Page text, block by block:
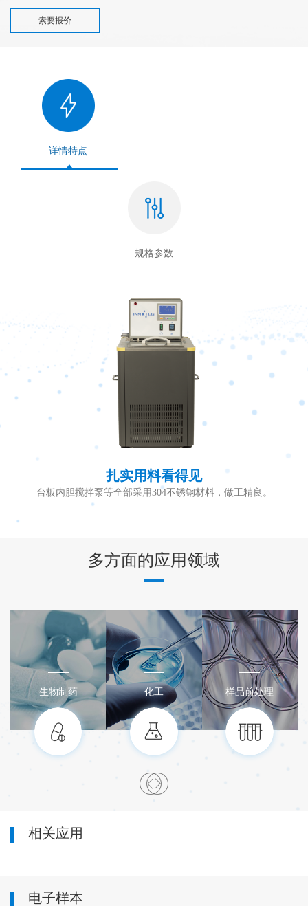
索要报价
详情特点
规格参数
扎实用料看得见
台板内胆搅拌泵等全部采用304不锈钢材料，做工精良。
多方面的应用领域
生物制药 化工 样品前处理
相关应用
电子样本